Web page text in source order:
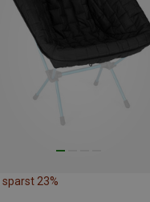
sparst 23%